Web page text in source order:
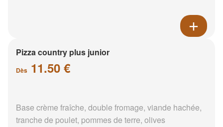
Pizza country plus junior
Dès 11.50 €
Base crème fraîche, double fromage, viande hachée,
tranche de poulet, pommes de terre, olives